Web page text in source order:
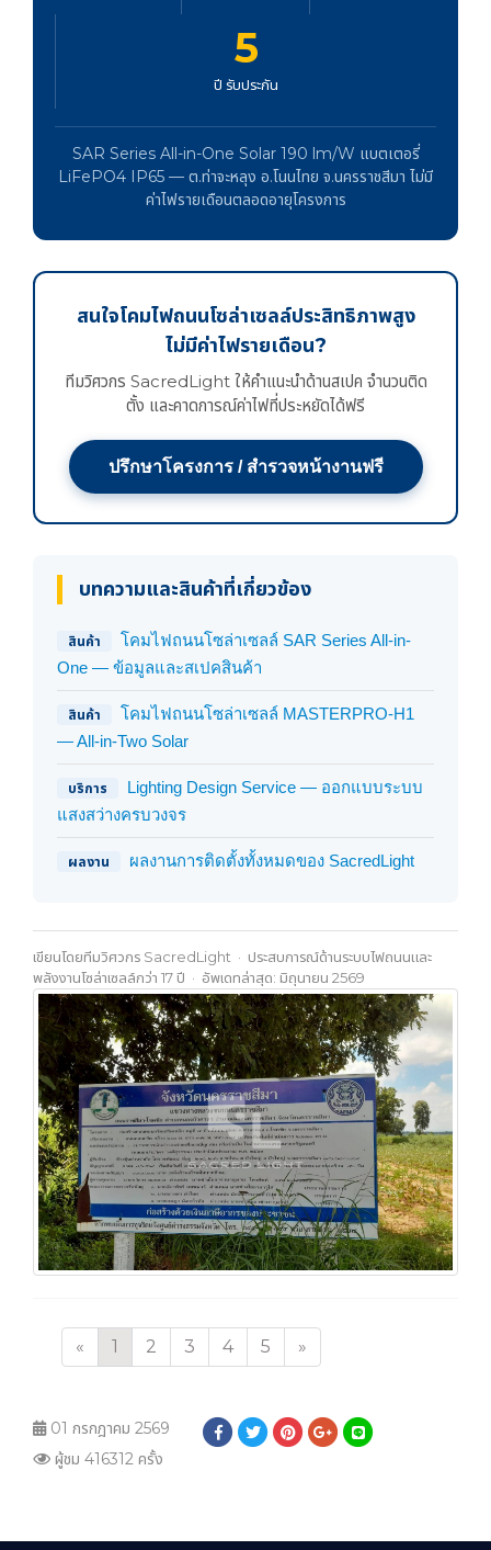
5
ปี รับประกัน
SAR Series All-in-One Solar 190 lm/W แบตเตอรี่
LiFePO4 IP65 — ต.ท่าจะหลุง อ.โนนไทย จ.นครราชสีมา ไม่มี
ค่าไฟรายเดือนตลอดอายุโครงการ
สนใจโคมไฟถนนโซล่าเซลล์ประสิทธิภาพสูง
ไม่มีค่าไฟรายเดือน?
ทีมวิศวกร SacredLight ให้คำแนะนำด้านสเปค จำนวนติด
ตั้ง และคาดการณ์ค่าไฟที่ประหยัดได้ฟรี
ปรึกษาโครงการ / สำรวจหน้างานฟรี
บทความและสินค้าที่เกี่ยวข้อง
สินค้า
โคมไฟถนนโซล่าเซลล์ SAR Series All-in-
One — ข้อมูลและสเปคสินค้า
สินค้า
โคมไฟถนนโซล่าเซลล์ MASTERPRO-H1
— All-in-Two Solar
บริการ
Lighting Design Service — ออกแบบระบบ
แสงสว่างครบวงจร
ผลงาน ผลงานการติดตั้งทั้งหมดของ SacredLight
เขียนโดยทีมวิศวกร SacredLight · ประสบการณ์ด้านระบบไฟถนนและ
พลังงานโซล่าเซลล์กว่า 17 ปี · อัพเดทล่าสุด: มิถุนายน 2569
« 1 2 3 4 5 »
01 กรกฎาคม 2569
ผู้ชม 416312 ครั้ง